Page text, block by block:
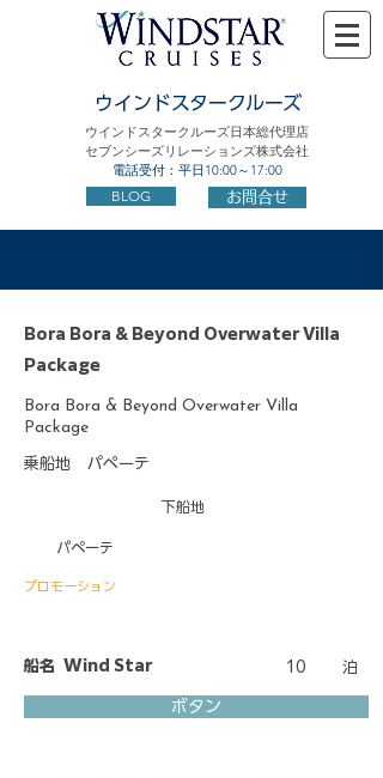
ウインドスタークルーズ
ウインドスタークルーズ日本総代理店
セブンシーズリレーションズ株式会社
電話受付：平日10:00～17:00
BLOG お問合せ
Bora Bora & Beyond Overwater Villa
Package
Bora Bora & Beyond Overwater Villa
Package
乗船地 パペーテ
下船地
パペーテ
プロモーション
船名 Wind Star 10 泊
ボタン